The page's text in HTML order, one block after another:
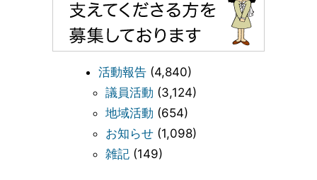
活動報告 (4,840)
議員活動 (3,124)
地域活動 (654)
お知らせ (1,098)
雑記 (149)